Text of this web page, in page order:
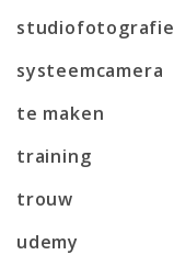
studiofotografie
systeemcamera
te maken
training
trouw
udemy